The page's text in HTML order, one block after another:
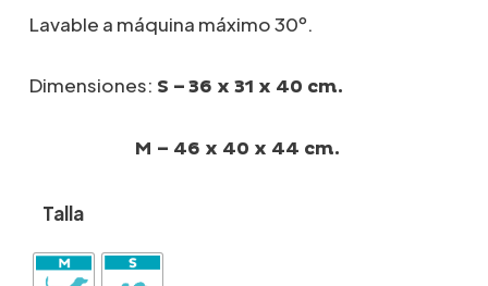
Lavable a máquina máximo 30º.
Dimensiones: S –36 x 31 x 40 cm.
M – 46 x 40 x 44 cm.
Talla